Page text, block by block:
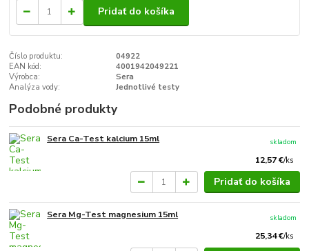
Pridať do košíka
Číslo produktu:
04922
EAN kód:
4001942049221
Výrobca:
Sera
Analýza vody:
Jednotlivé testy
Podobné produkty
Sera Ca-Test kalcium 15ml
12,57 €/ks
skladom
Pridať do košíka
Sera Mg-Test magnesium 15ml
25,34 €/ks
skladom